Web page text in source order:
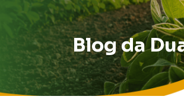
Blog da